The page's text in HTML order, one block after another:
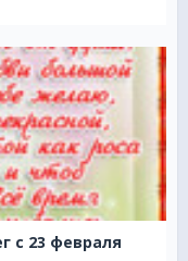
с 23 февраля